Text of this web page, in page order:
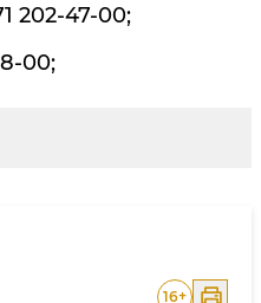
202-47-00;
00;
16+